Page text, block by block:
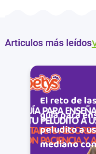
Articulos más leídos
El reto de
guía para
peludito a
mediano